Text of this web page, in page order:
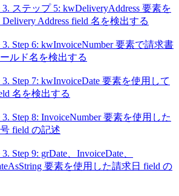
ステップ 5: kwDeliveryAddress 要素を
Address field 名を検出する
Step 6: kwInvoiceNumber 要素で請求書
ルド名を検出する
Step 7: kwInvoiceDate 要素を使用して
名を検出する
Step 8: InvoiceNumber 要素を使用した
field の記述
Step 9: grDate、InvoiceDate、
要素を使用した請求日 field の